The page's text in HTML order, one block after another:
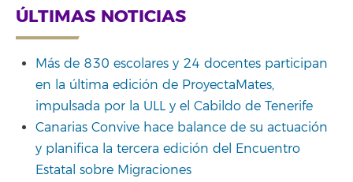
ÚLTIMAS NOTICIAS
Más de 830 escolares y 24 docentes participan
en la última edición de ProyectaMates,
impulsada por la ULL y el Cabildo de Tenerife
Canarias Convive hace balance de su actuación
y planifica la tercera edición del Encuentro
Estatal sobre Migraciones